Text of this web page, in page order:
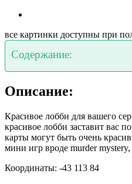
все картинки доступны при
Содержание:
Описание:
Красивое лобби для вашего
красивое лобби заставит вас
карты могут быть очень
мини игр вроде murder
Координаты: -43 113 84